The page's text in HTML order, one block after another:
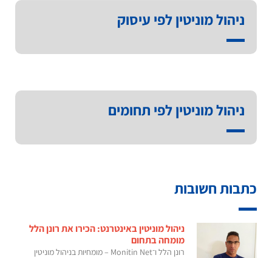
ניהול מוניטין לפי עיסוק
ניהול מוניטין לפי תחומים
כתבות חשובות
ניהול מוניטין באינטרנט: הכירו את רונן הלל
מומחה בתחום
רונן הלל ו־Monitin Net – מומחיות בניהול מוניטין